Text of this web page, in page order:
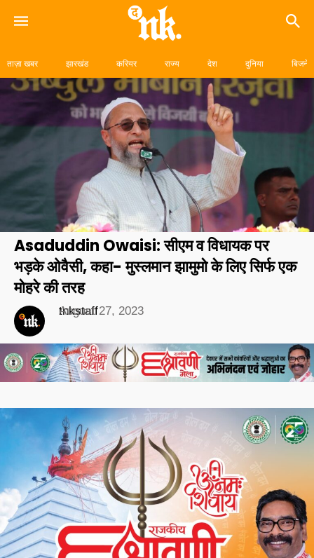
ताज़ा खबर झारखंड करियर राज्य देश दुनिया बिजनेस
Asaduddin Owaisi: सीएम व विधायक पर
भड़के ओवैसी, कहा- मुस्लमान झामुमो के लिए सिर्फ एक
मोहरे की तरह
tnkstaff
August 27, 2023